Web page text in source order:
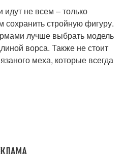
не всем – только
стройную фигуру.
лучше выбрать модель
ворса. Также не стоит
меха, которые всегда